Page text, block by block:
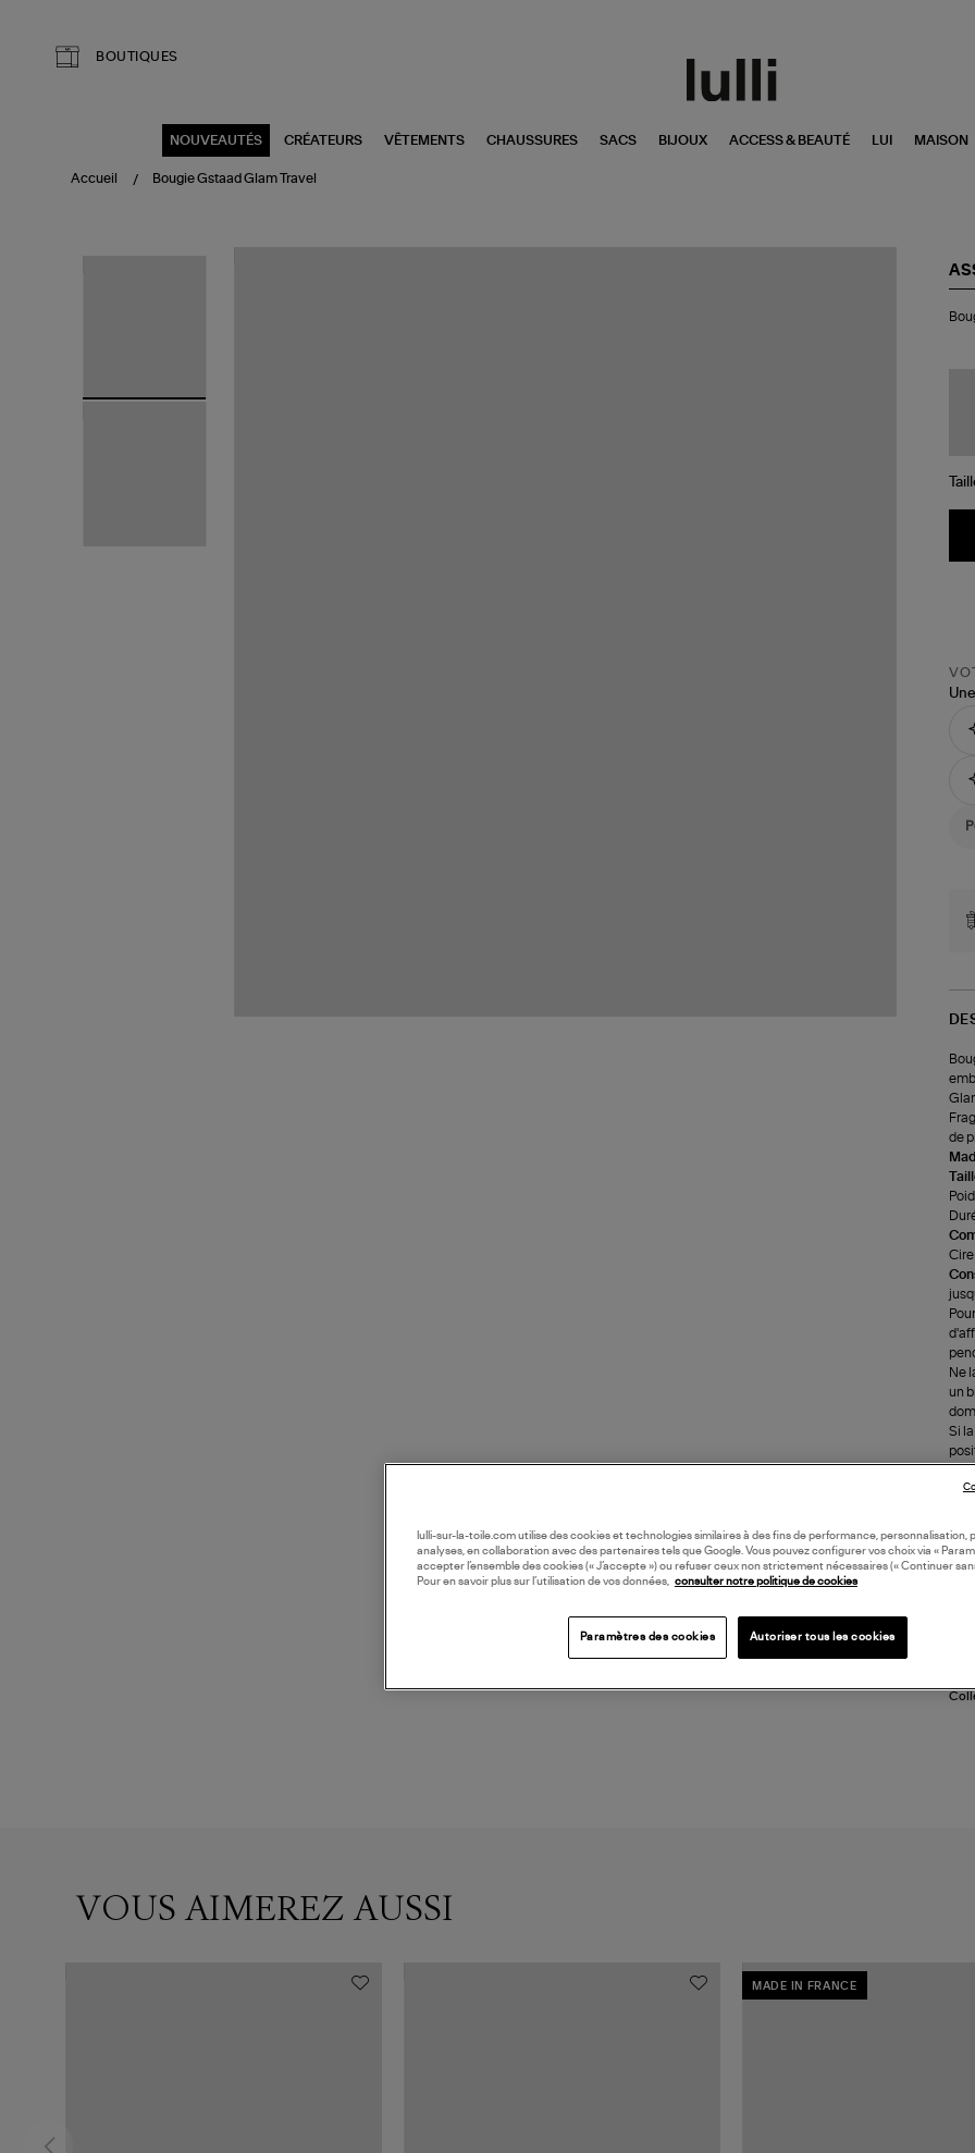
BOUTIQUES
NOUVEAUTÉS CRÉATEURS VÊTEMENTS CHAUSSURES SACS BIJOUX ACCESS & BEAUTÉ LUI MAISON
Accueil Bougie Gstaad Glam Travel
de
Cire
Ne
un
Si
Si
(ref-
VOUS AIMEREZ AUSSI
MADE IN FRANCE
lulli-sur-la-toile.com utilise des cookies et technologies similaires à des fins de performance, personnalisation,
analyses, en collaboration avec des partenaires tels que Google. Vous pouvez configurer vos choix via «
accepter l’ensemble des cookies (« J’accepte ») ou refuser ceux non strictement nécessaires (« Continuer
Pour en savoir plus sur l’utilisation de vos données, consulter notre politique de cookies
Paramètres des cookies Autoriser tous les cookies